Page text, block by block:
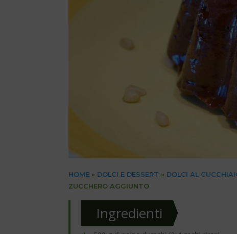
HOME » DOLCI E DESSERT » DOLCI AL
ZUCCHERO AGGIUNTO
Ingredienti